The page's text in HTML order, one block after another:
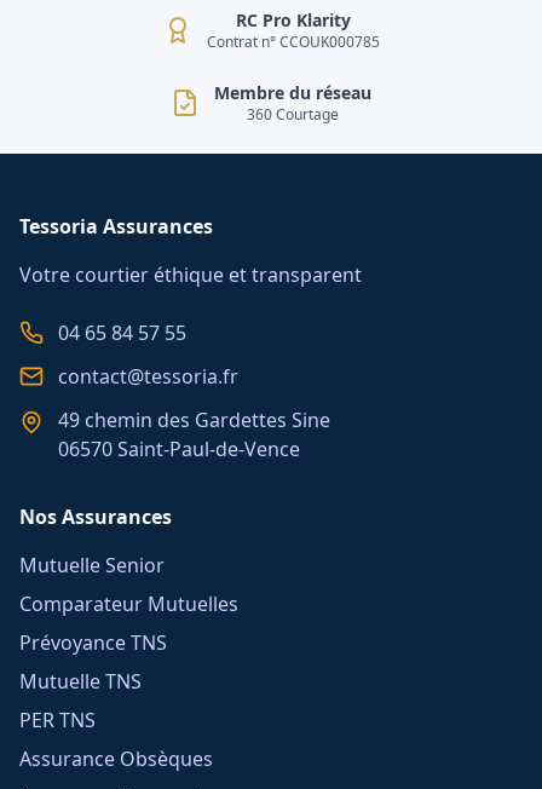
RC Pro Klarity
Contrat n° CCOUK000785
Membre du réseau
360 Courtage
Tessoria Assurances
Votre courtier éthique et transparent
04 65 84 57 55
contact@tessoria.fr
49 chemin des Gardettes Sine
06570 Saint-Paul-de-Vence
Nos Assurances
Mutuelle Senior
Comparateur Mutuelles
Prévoyance TNS
Mutuelle TNS
PER TNS
Assurance Obsèques